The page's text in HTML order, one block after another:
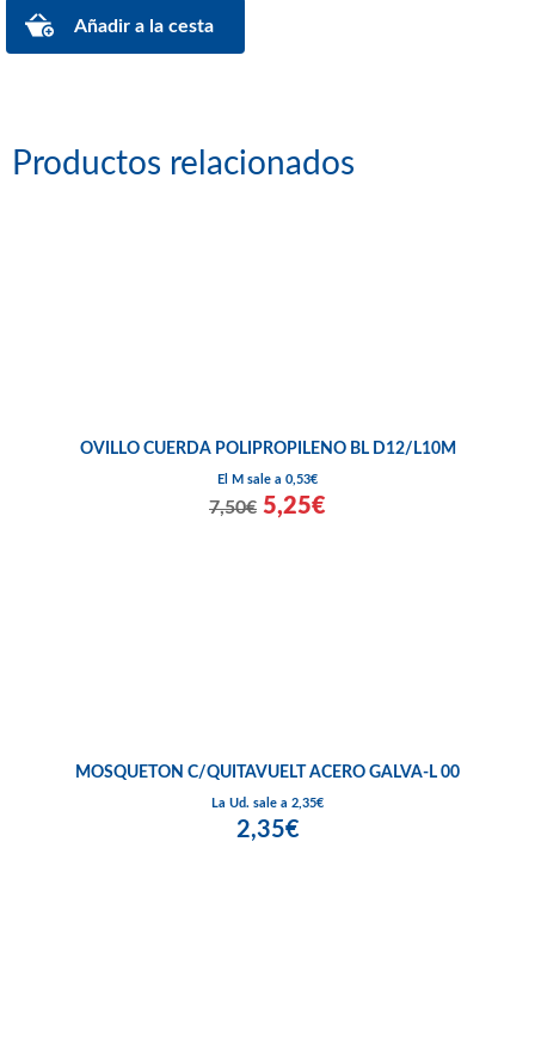
Productos relacionados
OVILLO CUERDA POLIPROPILENO BL D12/L10M
El M sale a 0,53€
7,50€ 5,25€
MOSQUETON C/QUITAVUELT ACERO GALVA-L 00
La Ud. sale a 2,35€
2,35€